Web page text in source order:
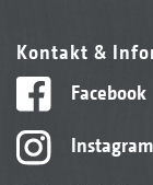
Kontakt &
Facebook
Instagram